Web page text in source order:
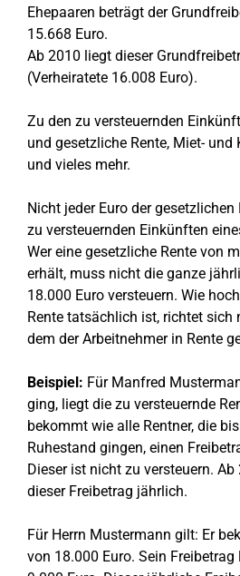
Ehepaaren beträgt der
15.668 Euro.
Ab 2010 liegt dieser
(Verheiratete 16.008 Euro).
Zu den zu versteuernden
und gesetzliche Rente, Miet-
und vieles mehr.
Nicht jeder Euro der gesetzlichen
zu versteuernden Einkünften
Wer eine gesetzliche Rente von
erhält, muss nicht die ganze
18.000 Euro versteuern. Wie
Rente tatsächlich ist, richtet sich
dem der Arbeitnehmer in Rente
Beispiel: Für Manfred
ging, liegt die zu versteuernde
bekommt wie alle Rentner, die
Ruhestand gingen, einen
Dieser ist nicht zu versteuern.
dieser Freibetrag jährlich.
Für Herrn Mustermann gilt: Er
von 18.000 Euro. Sein